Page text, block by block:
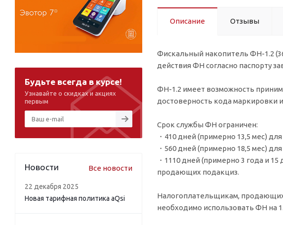
Описание Отзывы
Фискальный накопитель ФН-1.2
действия ФН согласно паспорту
ФН-1.2 имеет возможность
достоверность кода маркировки
Срок службы ФН ограничен:
・410 дней (примерно 13,5 мес)
・560 дней (примерно 18,5 мес)
・1110 дней (примерно 3 года и
продающих подакциз.
Налогоплательщикам,
необходимо использовать ФН на
Будьте всегда в курсе!
Узнавайте о скидках и акциях
первым
Новости Все новости
22 декабря 2025
Новая тарифная политика aQsi